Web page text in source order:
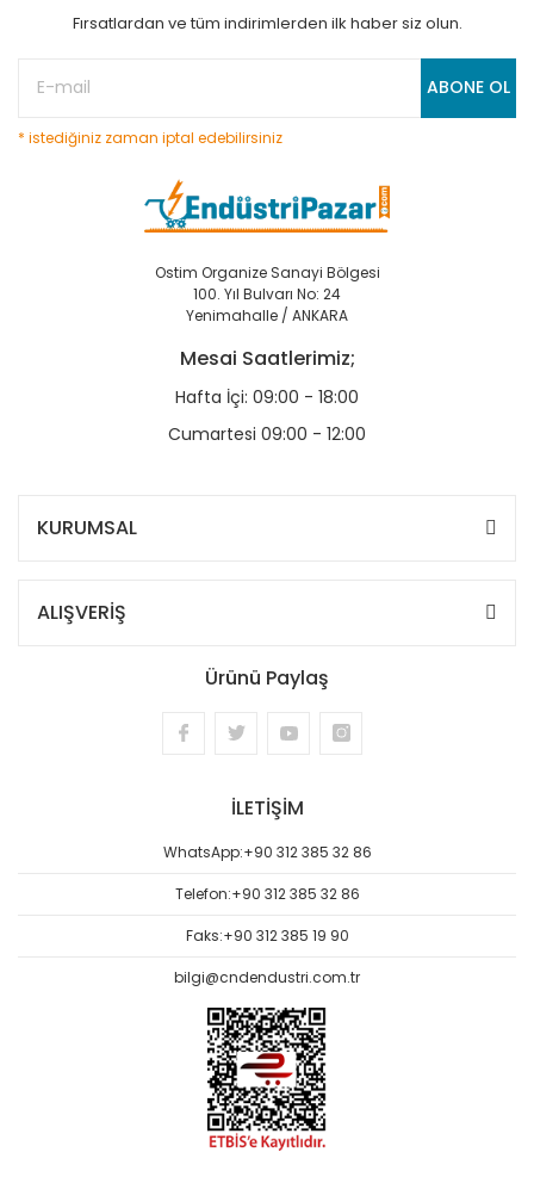
Fırsatlardan ve tüm indirimlerden ilk haber siz olun.
ABONE OL
* istediğiniz zaman iptal edebilirsiniz
Ostim Organize Sanayi Bölgesi
100. Yıl Bulvarı No: 24
Yenimahalle / ANKARA
Mesai Saatlerimiz;
Hafta İçi: 09:00 - 18:00
Cumartesi 09:00 - 12:00
KURUMSAL
ALIŞVERİŞ
Ürünü Paylaş
İLETİŞİM
WhatsApp:+90 312 385 32 86
Telefon:+90 312 385 32 86
Faks:+90 312 385 19 90
bilgi@cndendustri.com.tr